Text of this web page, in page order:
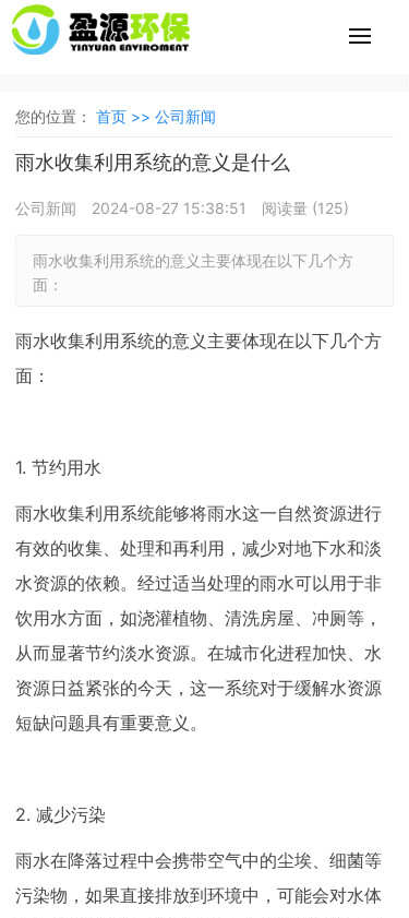
您的位置： 首页 >> 公司新闻
雨水收集利用系统的意义是什么
公司新闻 2024-08-27 15:38:51 阅读量 (125)
雨水收集利用系统的意义主要体现在以下几个方
面：
雨水收集利用系统的意义主要体现在以下几个方
面：
1. 节约用水
雨水收集利用系统能够将雨水这一自然资源进行
有效的收集、处理和再利用，减少对地下水和淡
水资源的依赖。经过适当处理的雨水可以用于非
饮用水方面，如浇灌植物、清洗房屋、冲厕等，
从而显著节约淡水资源。在城市化进程加快、水
资源日益紧张的今天，这一系统对于缓解水资源
短缺问题具有重要意义。
2. 减少污染
雨水在降落过程中会携带空气中的尘埃、细菌等
污染物，如果直接排放到环境中，可能会对水体